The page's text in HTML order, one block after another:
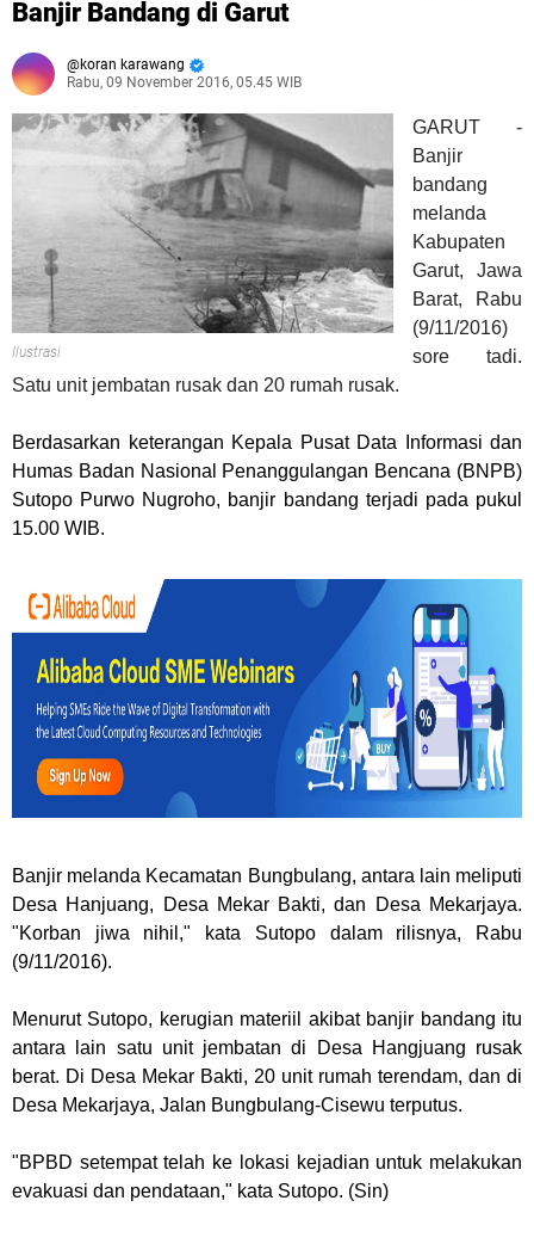
Banjir Bandang di Garut
koran karawang
Rabu, 09 November 2016, 05.45 WIB
Ilustrasi
GARUT -
Banjir
bandang
melanda
Kabupaten
Garut, Jawa
Barat, Rabu
(9/11/2016)
sore tadi.
Satu unit jembatan rusak dan 20 rumah rusak.
Berdasarkan keterangan Kepala Pusat Data Informasi dan
Humas Badan Nasional Penanggulangan Bencana (BNPB)
Sutopo Purwo Nugroho, banjir bandang terjadi pada pukul
15.00 WIB.
Banjir melanda Kecamatan Bungbulang, antara lain meliputi
Desa Hanjuang, Desa Mekar Bakti, dan Desa Mekarjaya.
"Korban jiwa nihil," kata Sutopo dalam rilisnya, Rabu
(9/11/2016).
Menurut Sutopo, kerugian materiil akibat banjir bandang itu
antara lain satu unit jembatan di Desa Hangjuang rusak
berat. Di Desa Mekar Bakti, 20 unit rumah terendam, dan di
Desa Mekarjaya, Jalan Bungbulang-Cisewu terputus.
"BPBD setempat telah ke lokasi kejadian untuk melakukan
evakuasi dan pendataan," kata Sutopo. (Sin)